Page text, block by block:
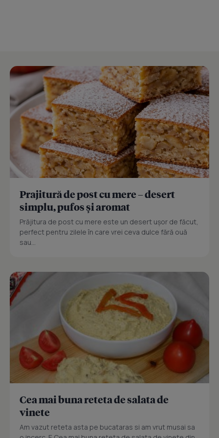
Prajitură de post cu mere – desert
simplu, pufos și aromat
Prăjitura de post cu mere este un desert ușor de făcut,
perfect pentru zilele în care vrei ceva dulce fără ouă
sau...
Cea mai buna reteta de salata de
vinete
Am vazut reteta asta pe bucataras si am vrut musai sa